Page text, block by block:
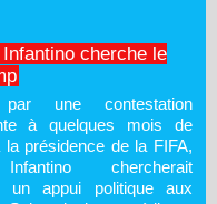
cherche le
par une contestation
à quelques mois de
la présidence de la FIFA,
chercherait
un appui politique aux